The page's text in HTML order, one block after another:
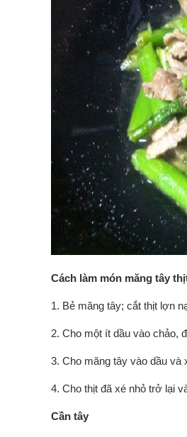
Cách làm món măng tây
1. Bẻ măng tây; cắt thịt lợn
2. Cho một ít dầu vào chảo,
3. Cho măng tây vào dầu và
4. Cho thịt đã xé nhỏ trở lại
Cần tây